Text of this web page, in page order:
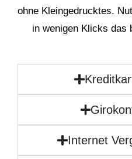
ohne Kleingedrucktes.
in wenigen Klicks das
Internet